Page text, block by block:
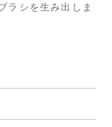
ラシを生み出しま